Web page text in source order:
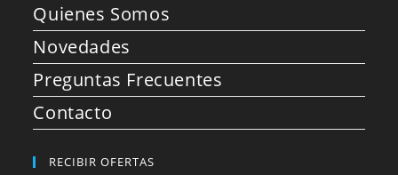
Quienes Somos
Novedades
Preguntas Frecuentes
Contacto
RECIBIR OFERTAS